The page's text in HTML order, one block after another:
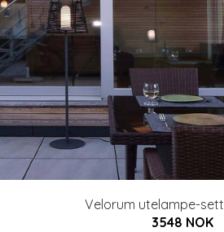
Velorum utelampe-
3548 NOK